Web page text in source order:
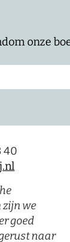
onze
40
we
goed
naar